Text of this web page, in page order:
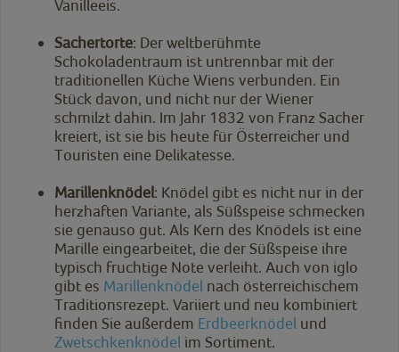
Vanilleeis.
Sachertorte: Der weltberühmte
Schokoladentraum ist untrennbar mit der
traditionellen Küche Wiens verbunden. Ein
Stück davon, und nicht nur der Wiener
schmilzt dahin. Im Jahr 1832 von Franz Sacher
kreiert, ist sie bis heute für Österreicher und
Touristen eine Delikatesse.
Marillenknödel: Knödel gibt es nicht nur in der
herzhaften Variante, als Süßspeise schmecken
sie genauso gut. Als Kern des Knödels ist eine
Marille eingearbeitet, die der Süßspeise ihre
typisch fruchtige Note verleiht. Auch von iglo
gibt es Marillenknödel nach österreichischem
Traditionsrezept. Variiert und neu kombiniert
finden Sie außerdem Erdbeerknödel und
Zwetschkenknödel im Sortiment.